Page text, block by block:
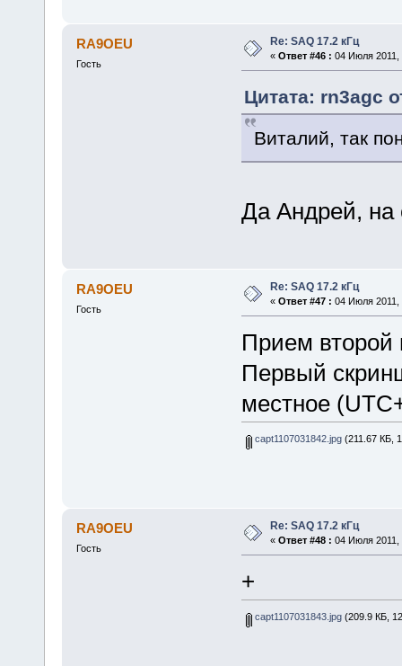
RA9OEU
Гость
Re: SAQ 17.2 кГц
« Ответ #46 : 04 Июля 2011,
Цитата: rn3agc
Виталий, так
Да Андрей,
RA9OEU
Гость
Re: SAQ 17.2 кГц
« Ответ #47 : 04 Июля 2011,
Прием второй
Первый
местное
capt1107031842.jpg(211.67 КБ,
RA9OEU
Гость
Re: SAQ 17.2 кГц
« Ответ #48 : 04 Июля 2011,
+
capt1107031843.jpg(209.9 КБ,